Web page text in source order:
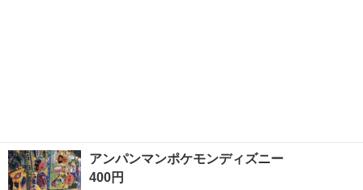
アンパンマンポケモンディズニー
400円